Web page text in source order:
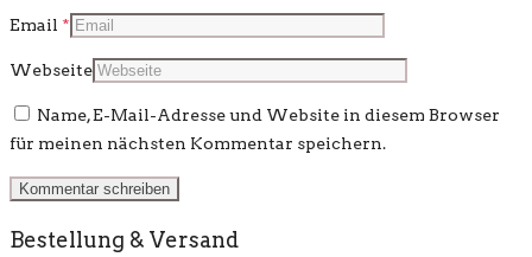
Email *
Webseite
Name, E-Mail-Adresse und Website in diesem Browser
für meinen nächsten Kommentar speichern.
Bestellung & Versand